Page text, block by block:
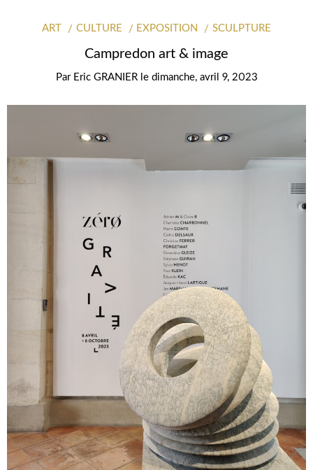
ART CULTURE EXPOSITION SCULPTURE
Campredon art & image
Par Eric GRANIER le dimanche, avril 9, 2023